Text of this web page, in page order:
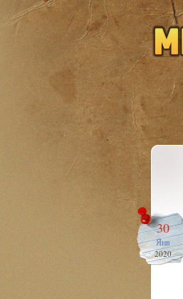
30
Янв
2020